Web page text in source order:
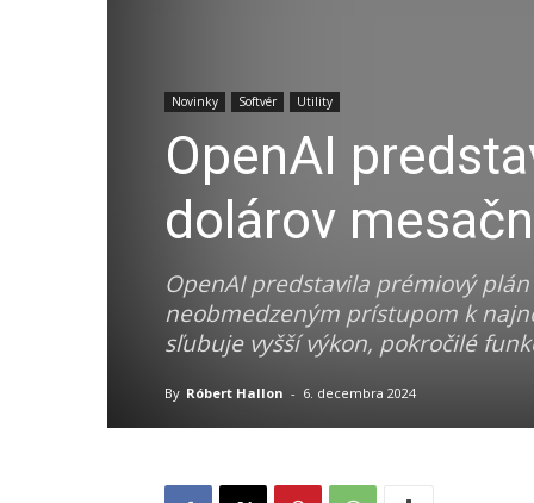
Novinky Softvér Utility
OpenAI
dolárov
OpenAI predstavila prémiový plán
neobmedzeným prístupom k
sľubuje vyšší výkon, pokročilé
By Róbert Hallon - 6. decembra 2024